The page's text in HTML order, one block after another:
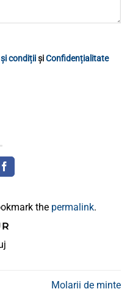
condițiișiConfidențialitate
the permalink.
Molarii de minte